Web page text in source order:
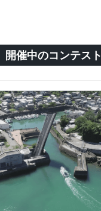
開催中のコンテスト